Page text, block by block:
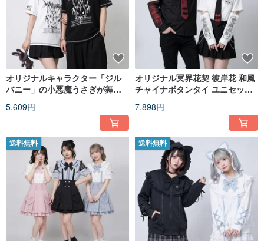
オリジナルキャラクター「ジル
バニー」の小悪魔うさぎが舞い
ムが目を引くオーバーサイズ半
JJ2579
5,609円
オリジナル冥界花契 彼岸花 和風
チャイナボタンタイ ユニセック
ャツ JJ2581
7,898円
送料無料 送料無料